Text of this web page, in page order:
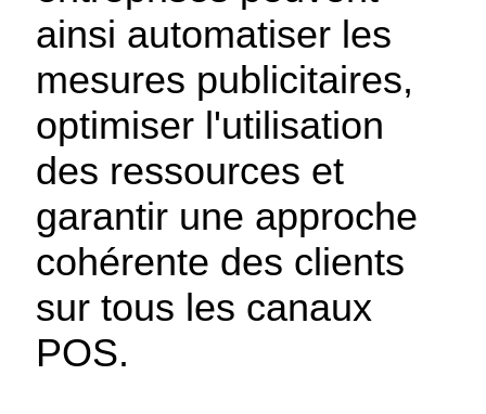
ainsi automatiser les
mesures publicitaires,
optimiser l'utilisation
des ressources et
garantir une approche
cohérente des clients
sur tous les canaux
POS.